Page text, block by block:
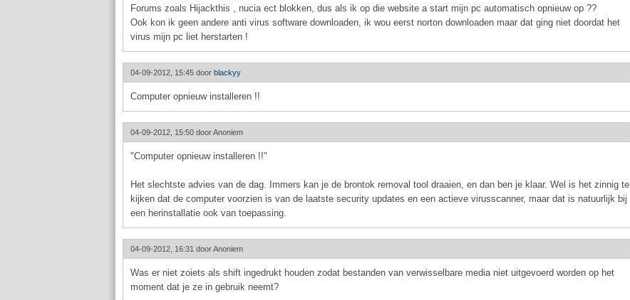
Forums zoals Hijackthis , nucia ect blokken, dus als ik op die website a start mijn pc automatisch opnieuw op ??
Ook kon ik geen andere anti virus software downloaden, ik wou eerst norton downloaden maar dat ging niet doordat het
virus mijn pc liet herstarten !
04-09-2012, 15:45 door blackyy
Computer opnieuw installeren !!
04-09-2012, 15:50 doorAnoniem
"Computer opnieuw installeren !!"
Het slechtste advies van de dag. Immers kan je de brontok removal tool draaien, en dan ben je klaar. Wel is het zinnig te
kijken dat de computer voorzien is van de laatste security updates en een actieve virusscanner, maar dat is natuurlijk bij
een herinstallatie ook van toepassing.
04-09-2012, 16:31 doorAnoniem
Was er niet zoiets als shift ingedrukt houden zodat bestanden van verwisselbare media niet uitgevoerd worden op het
moment dat je ze in gebruik neemt?